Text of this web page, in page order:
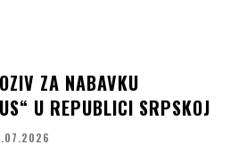
ZA NABAVKU
U REPUBLICI SRPSKOJ